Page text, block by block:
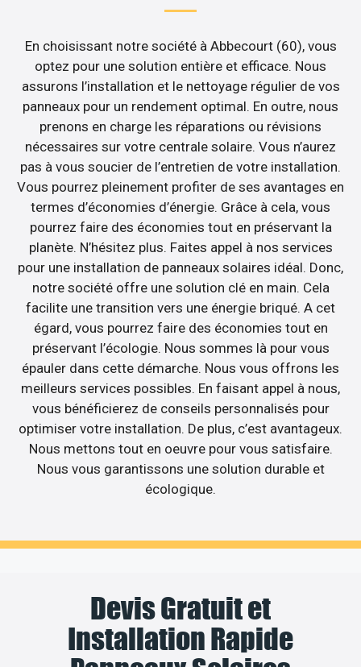
En choisissant notre société à Abbecourt (60), vous
optez pour une solution entière et efficace. Nous
assurons l’installation et le nettoyage régulier de vos
panneaux pour un rendement optimal. En outre, nous
prenons en charge les réparations ou révisions
nécessaires sur votre centrale solaire. Vous n’aurez
pas à vous soucier de l’entretien de votre installation.
Vous pourrez pleinement profiter de ses avantages en
termes d’économies d’énergie. Grâce à cela, vous
pourrez faire des économies tout en préservant la
planète. N’hésitez plus. Faites appel à nos services
pour une installation de panneaux solaires idéal. Donc,
notre société offre une solution clé en main. Cela
facilite une transition vers une énergie briqué. A cet
égard, vous pourrez faire des économies tout en
préservant l’écologie. Nous sommes là pour vous
épauler dans cette démarche. Nous vous offrons les
meilleurs services possibles. En faisant appel à nous,
vous bénéficierez de conseils personnalisés pour
optimiser votre installation. De plus, c’est avantageux.
Nous mettons tout en oeuvre pour vous satisfaire.
Nous vous garantissons une solution durable et
écologique.
Devis Gratuit et
Installation Rapide